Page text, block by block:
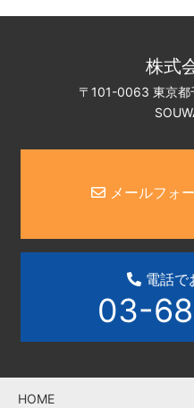
株式
〒101-0063 東京都
メールフォ
電話で
03-
HOME